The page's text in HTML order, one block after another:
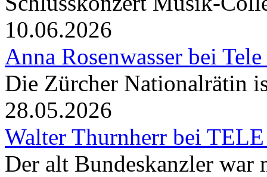
10.06.2026
Anna Rosenwasser bei
Die Zürcher Nationalrätin
28.05.2026
Walter Thurnherr bei
Der alt Bundeskanzler war